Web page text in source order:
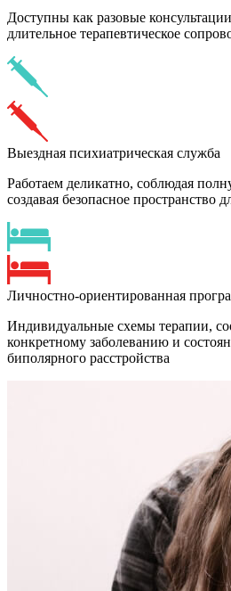
Доступны как разовые
длительное терапевтическое
Выездная психиатрическая служба
Работаем деликатно, соблюдая
создавая безопасное пространство
Личностно-ориентированная
Индивидуальные схемы терапии,
конкретному заболеванию и
биполярного расстройства